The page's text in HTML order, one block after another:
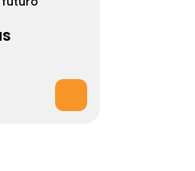
link